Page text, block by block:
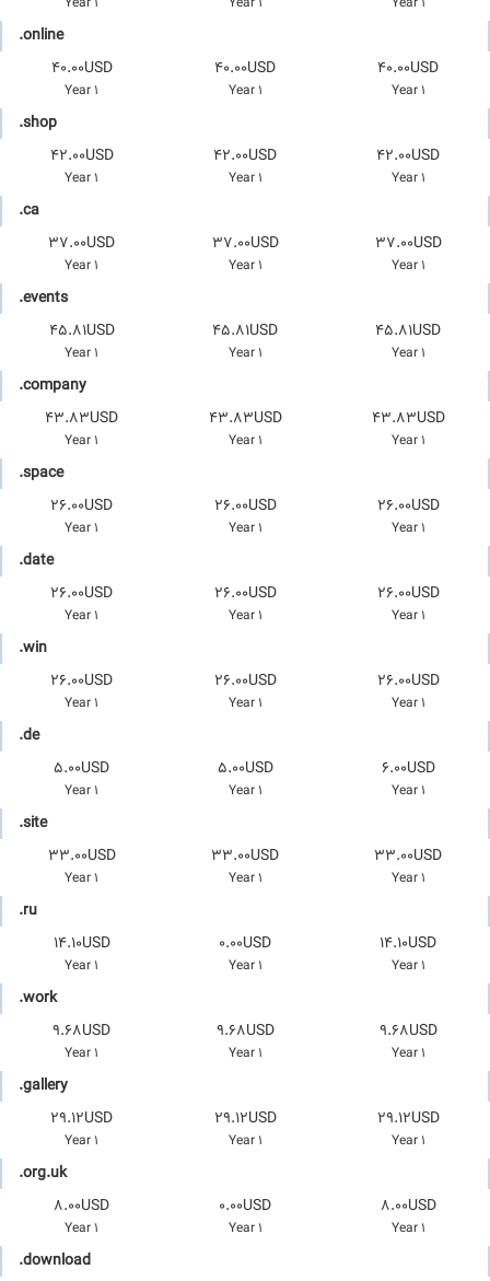
.online
40.00USD
1 Year
40.00USD
1 Year
40.00USD
1 Year
.shop
42.00USD
1 Year
42.00USD
1 Year
42.00USD
1 Year
.ca
37.00USD
1 Year
37.00USD
1 Year
37.00USD
1 Year
.events
45.81USD
1 Year
45.81USD
1 Year
45.81USD
1 Year
.company
43.83USD
1 Year
43.83USD
1 Year
43.83USD
1 Year
.space
26.00USD
1 Year
26.00USD
1 Year
26.00USD
1 Year
.date
26.00USD
1 Year
26.00USD
1 Year
26.00USD
1 Year
.win
26.00USD
1 Year
26.00USD
1 Year
26.00USD
1 Year
.de
6.00USD
1 Year
5.00USD
1 Year
5.00USD
1 Year
.site
33.00USD
1 Year
33.00USD
1 Year
33.00USD
1 Year
.ru
14.10USD
1 Year
0.00USD
1 Year
14.10USD
1 Year
.work
9.68USD
1 Year
9.68USD
1 Year
9.68USD
1 Year
.gallery
29.12USD
1 Year
29.12USD
1 Year
29.12USD
1 Year
.org.uk
8.00USD
1 Year
0.00USD
1 Year
8.00USD
1 Year
.download